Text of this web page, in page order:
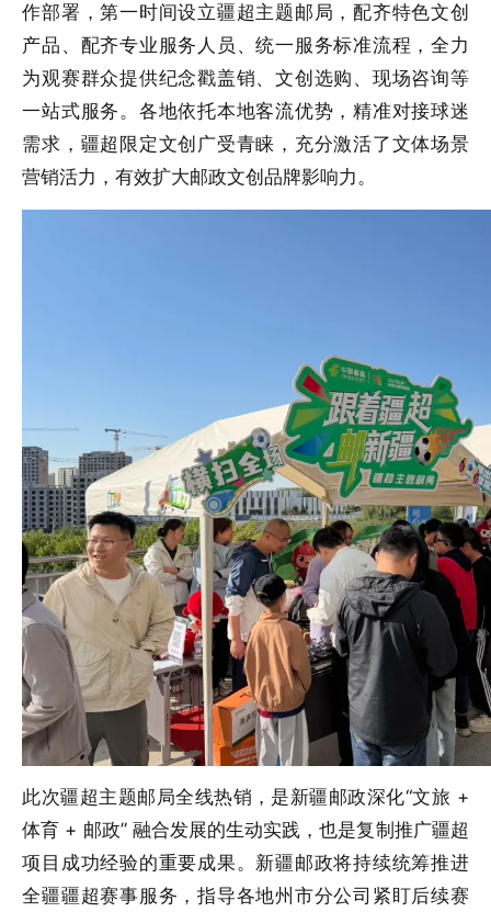
作部署，第一时间设立疆超主题邮局，配齐特色文创
产品、配齐专业服务人员、统一服务标准流程，全力
为观赛群众提供纪念戳盖销、文创选购、现场咨询等
一站式服务。各地依托本地客流优势，精准对接球迷
需求，疆超限定文创广受青睐，充分激活了文体场景
营销活力，有效扩大邮政文创品牌影响力。
此次疆超主题邮局全线热销，是新疆邮政深化“文旅 +
体育 + 邮政” 融合发展的生动实践，也是复制推广疆超
项目成功经验的重要成果。新疆邮政将持续统筹推进
全疆疆超赛事服务，指导各地州市分公司紧盯后续赛